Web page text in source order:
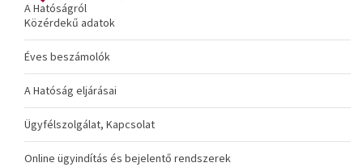
A Hatóságról
Közérdekű adatok
Éves beszámolók
A Hatóság eljárásai
Ügyfélszolgálat, Kapcsolat
Online ügyindítás és bejelentő rendszerek